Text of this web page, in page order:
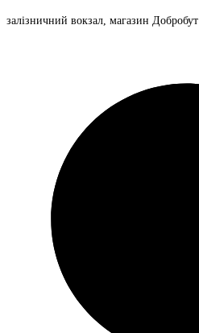
залізничний вокзал, магазин Добробут